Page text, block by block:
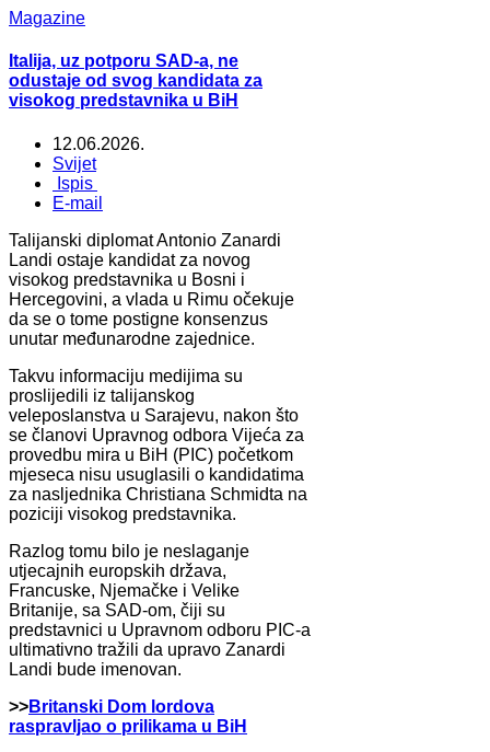
Magazine
Italija, uz potporu SAD-a, ne
odustaje od svog kandidata za
visokog predstavnika u BiH
12.06.2026.
Svijet
Ispis
E-mail
Talijanski diplomat Antonio Zanardi
Landi ostaje kandidat za novog
visokog predstavnika u Bosni i
Hercegovini, a vlada u Rimu očekuje
da se o tome postigne konsenzus
unutar međunarodne zajednice.
Takvu informaciju medijima su
proslijedili iz talijanskog
veleposlanstva u Sarajevu, nakon što
se članovi Upravnog odbora Vijeća za
provedbu mira u BiH (PIC) početkom
mjeseca nisu usuglasili o kandidatima
za nasljednika Christiana Schmidta na
poziciji visokog predstavnika.
Razlog tomu bilo je neslaganje
utjecajnih europskih država,
Francuske, Njemačke i Velike
Britanije, sa SAD-om, čiji su
predstavnici u Upravnom odboru PIC-a
ultimativno tražili da upravo Zanardi
Landi bude imenovan.
>>Britanski Dom lordova
raspravljao o prilikama u BiH